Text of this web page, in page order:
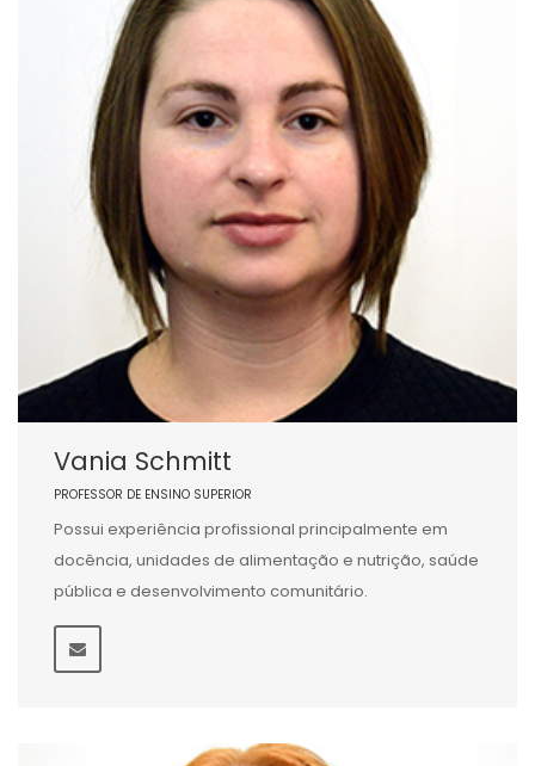
Vania Schmitt
PROFESSOR DE ENSINO SUPERIOR
Possui experiência profissional principalmente em
docência, unidades de alimentação e nutrição, saúde
pública e desenvolvimento comunitário.